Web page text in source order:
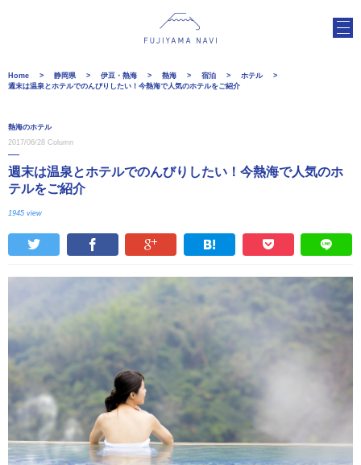
Home 静岡県 伊豆・熱海 熱海 宿泊
ホテル
週末は温泉とホテルでのんびりしたい！今熱海で人気のホテルをご紹介
熱海のホテル
2017/06/28 Column
週末は温泉とホテルでのんびりしたい！今熱海で人気のホ
テルをご紹介
1945 view